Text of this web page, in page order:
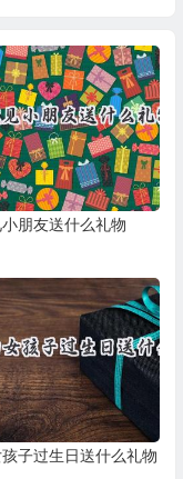
朋友送什么礼物
子过生日送什么礼物